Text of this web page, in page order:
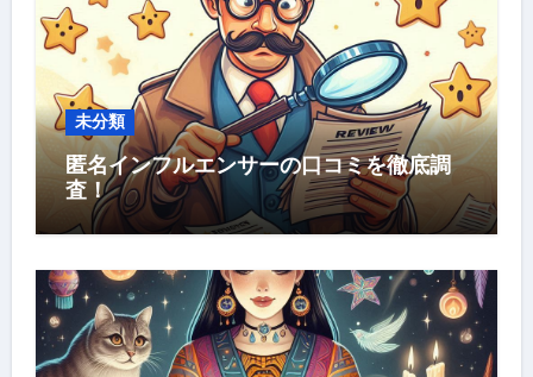
未分類
匿名インフルエンサーの口コミを徹底調
査！